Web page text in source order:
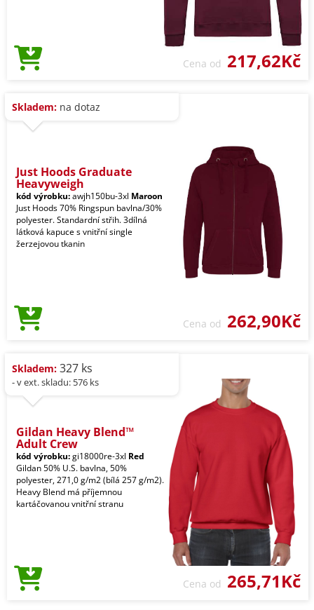
Cena od 217,62Kč
Skladem: na dotaz
Just Hoods Graduate
Heavyweigh
kód výrobku:awjh150bu-3xl Maroon
Just Hoods 70% Ringspun bavlna/30%
polyester. Standardní střih. 3dílná
látková kapuce s vnitřní single
žerzejovou tkanin
Cena od 262,90Kč
Skladem: 327 ks
- v ext. skladu: 576 ks
Gildan Heavy Blend™
Adult Crew
kód výrobku:gi18000re-3xl Red
Gildan 50% U.S. bavlna, 50%
polyester, 271,0 g/m2 (bílá 257 g/m2).
Heavy Blend má příjemnou
kartáčovanou vnitřní stranu
Cena od 265,71Kč